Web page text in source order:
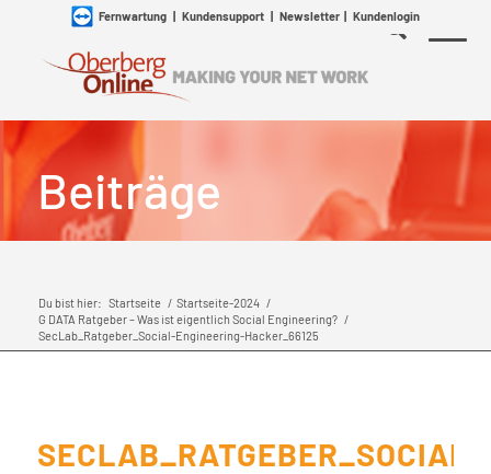
Fernwartung| Kundensupport| Newsletter| Kundenlogin
Beiträge
Du bist hier: Startseite / Startseite-2024 /
G DATA Ratgeber – Was ist eigentlich Social Engineering? /
SecLab_Ratgeber_Social-Engineering-Hacker_66125
SECLAB_RATGEBER_SOCIAL-